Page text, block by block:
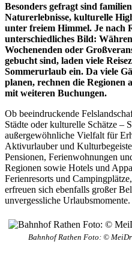
Besonders gefragt sind
Naturerlebnisse, kulturelle
unter freiem Himmel. Je nach
unterschiedliches Bild:
Wochenenden oder
gebucht sind, laden viele
Sommerurlaub ein. Da viele
planen, rechnen die Regionen
mit weiteren Buchungen.
Ob beeindruckende
Städte oder kulturelle Schätze –
außergewöhnliche Vielfalt für
Aktivurlauber und
Pensionen, Ferienwohnungen
Regionen sowie Hotels und
Ferienresorts und
erfreuen sich ebenfalls großer
unvergessliche Urlaubsmomente.
Bahnhof Rathen Foto: ©